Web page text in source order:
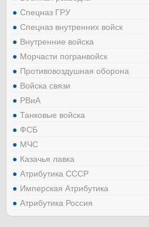
Спецназ ГРУ
Спецназ внутренних войск
Внутренние войска
Морчасти погранвойск
Противовоздушная оборона
Войска связи
РВиА
Танковые войска
ФСБ
МЧС
Казачья лавка
Атрибутика СССР
Имперская Атрибутика
Атрибутика Россия